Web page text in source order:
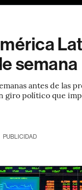
semana
antes de las
político que
PUBLICIDAD